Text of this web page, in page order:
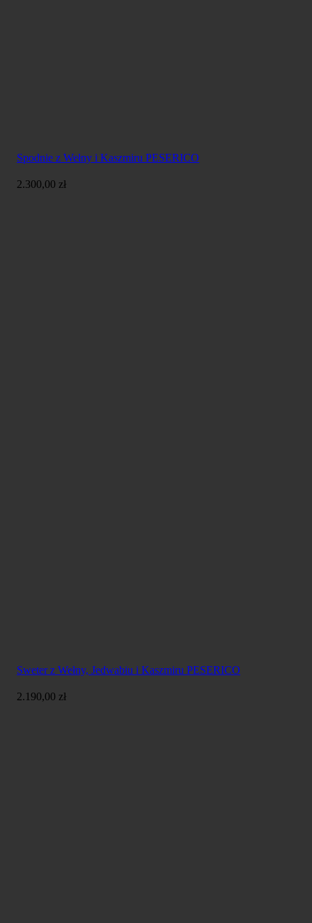
Spodnie z Wełny i Kaszmiru PESERICO
2.300,00 zł
Sweter z Wełny, Jedwabiu i Kaszmiru PESERICO
2.190,00 zł